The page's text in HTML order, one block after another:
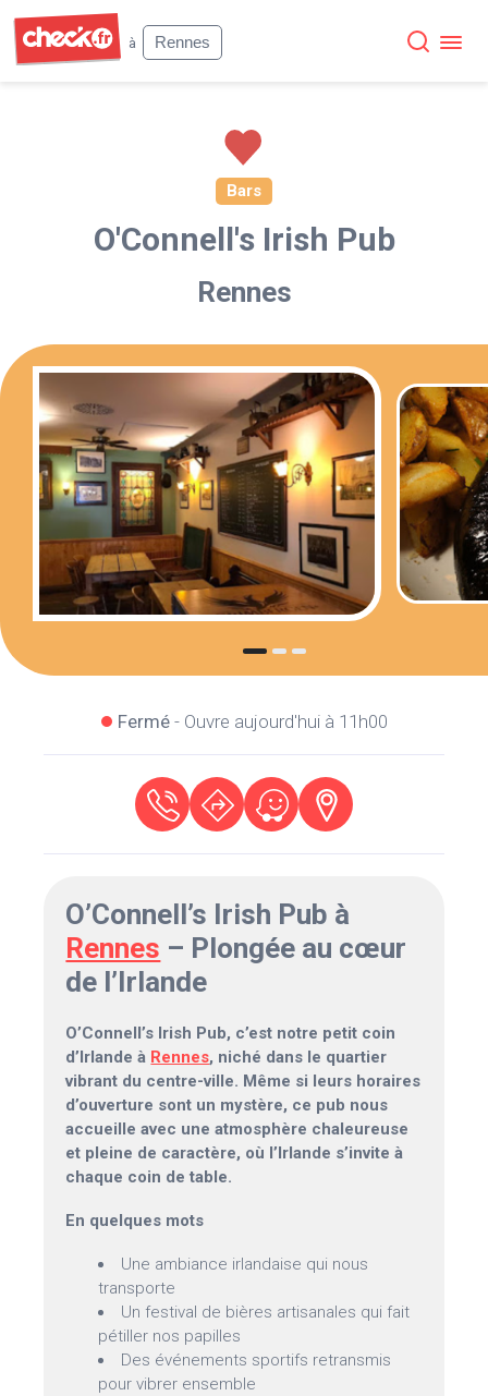
à
Rennes
Bars
O'Connell's Irish Pub
Rennes
Fermé- Ouvre aujourd'hui à 11h00
O’Connell’s Irish Pub à
Rennes – Plongée au cœur
de l’Irlande
O’Connell’s Irish Pub, c’est notre petit coin
d’Irlande à Rennes, niché dans le quartier
vibrant du centre-ville. Même si leurs horaires
d’ouverture sont un mystère, ce pub nous
accueille avec une atmosphère chaleureuse
et pleine de caractère, où l’Irlande s’invite à
chaque coin de table.
En quelques mots
Une ambiance irlandaise qui nous
transporte
Un festival de bières artisanales qui fait
pétiller nos papilles
Des événements sportifs retransmis
pour vibrer ensemble